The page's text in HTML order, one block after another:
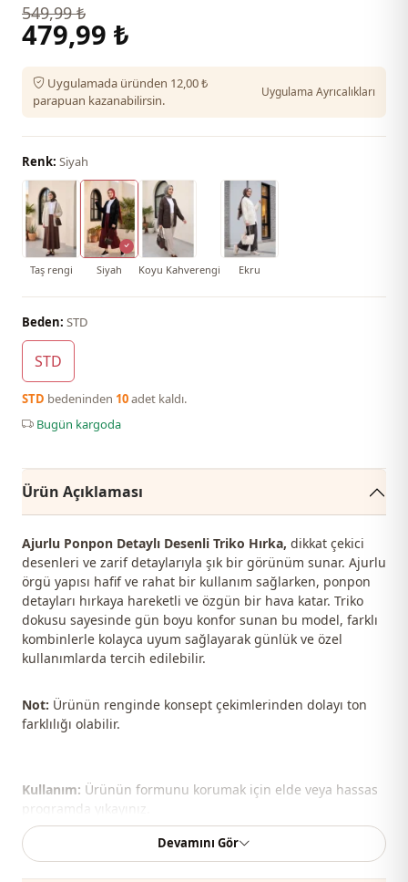
549,99 ₺
479,99 ₺
Uygulamada üründen 12,00 ₺
parapuan kazanabilirsin.
Uygulama Ayrıcalıkları
Renk: Siyah
Taş rengi Siyah Koyu Kahverengi Ekru
Beden: STD
STD
STD bedeninden 10adet kaldı.
Bugün kargoda
Ürün Açıklaması
Ajurlu Ponpon Detaylı Desenli Triko Hırka, dikkat çekici
desenleri ve zarif detaylarıyla şık bir görünüm sunar. Ajurlu
örgü yapısı hafif ve rahat bir kullanım sağlarken, ponpon
detayları hırkaya hareketli ve özgün bir hava katar. Triko
dokusu sayesinde gün boyu konfor sunan bu model, farklı
kombinlerle kolayca uyum sağlayarak günlük ve özel
kullanımlarda tercih edilebilir.
Not: Ürünün renginde konsept çekimlerinden dolayı ton
farklılığı olabilir.
Kullanım: Ürünün formunu korumak için elde veya hassas
programda yıkayınız.
Şal, çanta, ayakkabı ve takılar kombin yapmak için
Devamını Gör